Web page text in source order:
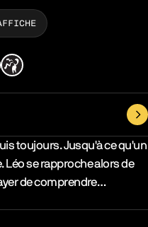
toujours. Jusqu'à ce qu'un
Léo se rapproche alors de
de comprendre…